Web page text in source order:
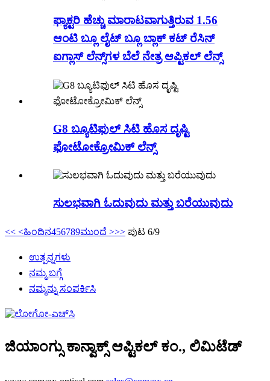
ಫ್ಯಾಕ್ಟರಿ ಹೆಚ್ಚು ಮಾರಾಟವಾಗುತ್ತಿರುವ 1.56
ಆಂಟಿ ಬ್ಲೂ ಲೈಟ್ ಬ್ಲೂ ಬ್ಲಾಕ್ ಕಟ್ ರೆಸಿನ್
ಐಗ್ಲಾಸ್ ಲೆನ್ಸ್‌ಗಳ ಬೆಲೆ ನೇತ್ರ ಆಪ್ಟಿಕಲ್ ಲೆನ್ಸ್
G8 ಬ್ಯೂಟಿಫುಲ್ ಸಿಟಿ ಹೊಸ ದೃಷ್ಟಿ
ಫೋಟೋಕ್ರೋಮಿಕ್ ಲೆನ್ಸ್
ಸುಲಭವಾಗಿ ಓದುವುದು ಮತ್ತು ಬರೆಯುವುದು
<< <ಹಿಂದಿನ456789ಮುಂದೆ >>> ಪುಟ 6/9
ಉತ್ಪನ್ನಗಳು
ನಮ್ಮ ಬಗ್ಗೆ
ನಮ್ಮನ್ನು ಸಂಪರ್ಕಿಸಿ
ಜಿಯಾಂಗ್ಸು ಕಾನ್ವಾಕ್ಸ್ ಆಪ್ಟಿಕಲ್ ಕಂ., ಲಿಮಿಟೆಡ್